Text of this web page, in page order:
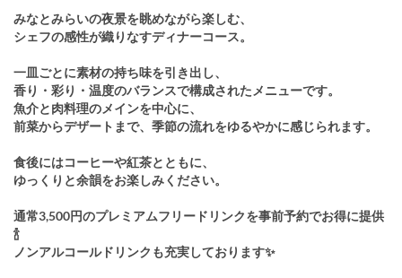
みなとみらいの夜景を眺めながら楽しむ、
シェフの感性が織りなすディナーコース。
一皿ごとに素材の持ち味を引き出し、
香り・彩り・温度のバランスで構成されたメニューです。
魚介と肉料理のメインを中心に、
前菜からデザートまで、季節の流れをゆるやかに感じられます。
食後にはコーヒーや紅茶とともに、
ゆっくりと余韻をお楽しみください。
通常3,500円のプレミアムフリードリンクを事前予約でお得に提供
🍾
ノンアルコールドリンクも充実しております✨